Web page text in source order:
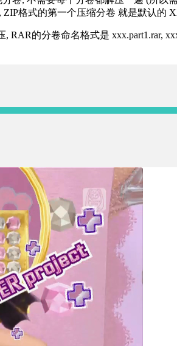
格式的第一个压缩分卷 就是默认的
的分卷命名格式是 xxx.part1.rar,